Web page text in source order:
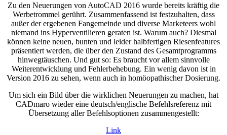
Zu den Neuerungen von AutoCAD 2016 wurde bereits kräftig die
Werbetrommel gerührt. Zusammenfassend ist festzuhalten, dass
außer der ergebenen Fangemeinde und diverse Marketeers wohl
niemand ins Hyperventilieren geraten ist. Warum auch? Diesmal
können keine neuen, bunten und leider halbfertigen Riesenfeatures
präsentiert werden, die über den Zustand des Gesamtprogramms
hinwegtäuschen. Und gut so: Es braucht vor allem sinnvolle
Weiterentwicklung und Fehlerbehebung. Ein wenig davon ist in
Version 2016 zu sehen, wenn auch in homöopathischer Dosierung.
Um sich ein Bild über die wirklichen Neuerungen zu machen, hat
CADmaro wieder eine deutsch/englische Befehlsreferenz mit
Übersetzung aller Befehlsoptionen zusammengestellt:
Link